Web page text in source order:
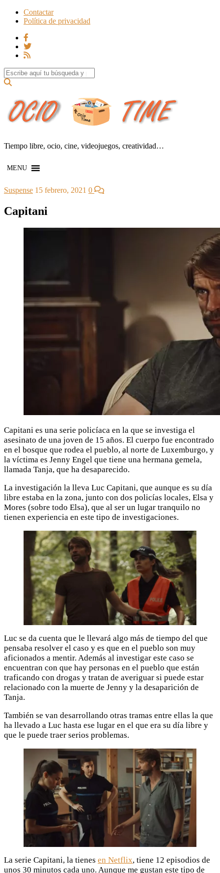
Contactar
Política de privacidad
Search for:
Tiempo libre, ocio, cine, videojuegos, creatividad…
MENU
Suspense 15 febrero, 2021 0
Capitani
Capitani es una serie policíaca en la que se investiga el
asesinato de una joven de 15 años. El cuerpo fue encontrado
en el bosque que rodea el pueblo, al norte de Luxemburgo, y
la víctima es Jenny Engel que tiene una hermana gemela,
llamada Tanja, que ha desaparecido.
La investigación la lleva Luc Capitani, que aunque es su día
libre estaba en la zona, junto con dos policías locales, Elsa y
Mores (sobre todo Elsa), que al ser un lugar tranquilo no
tienen experiencia en este tipo de investigaciones.
Luc se da cuenta que le llevará algo más de tiempo del que
pensaba resolver el caso y es que en el pueblo son muy
aficionados a mentir. Además al investigar este caso se
encuentran con que hay personas en el pueblo que están
traficando con drogas y tratan de averiguar si puede estar
relacionado con la muerte de Jenny y la desaparición de
Tanja.
También se van desarrollando otras tramas entre ellas la que
ha llevado a Luc hasta ese lugar en el que era su día libre y
que le puede traer serios problemas.
La serie Capitani, la tienes en Netflix, tiene 12 episodios de
unos 30 minutos cada uno. Aunque me gustan este tipo de